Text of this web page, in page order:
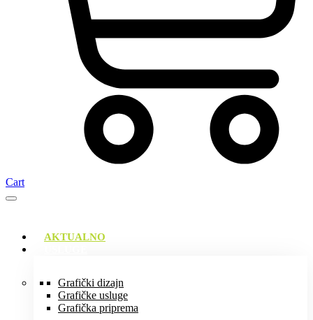
Cart
AKTUALNO
Grafički dizajn
Grafičke usluge
Grafička priprema